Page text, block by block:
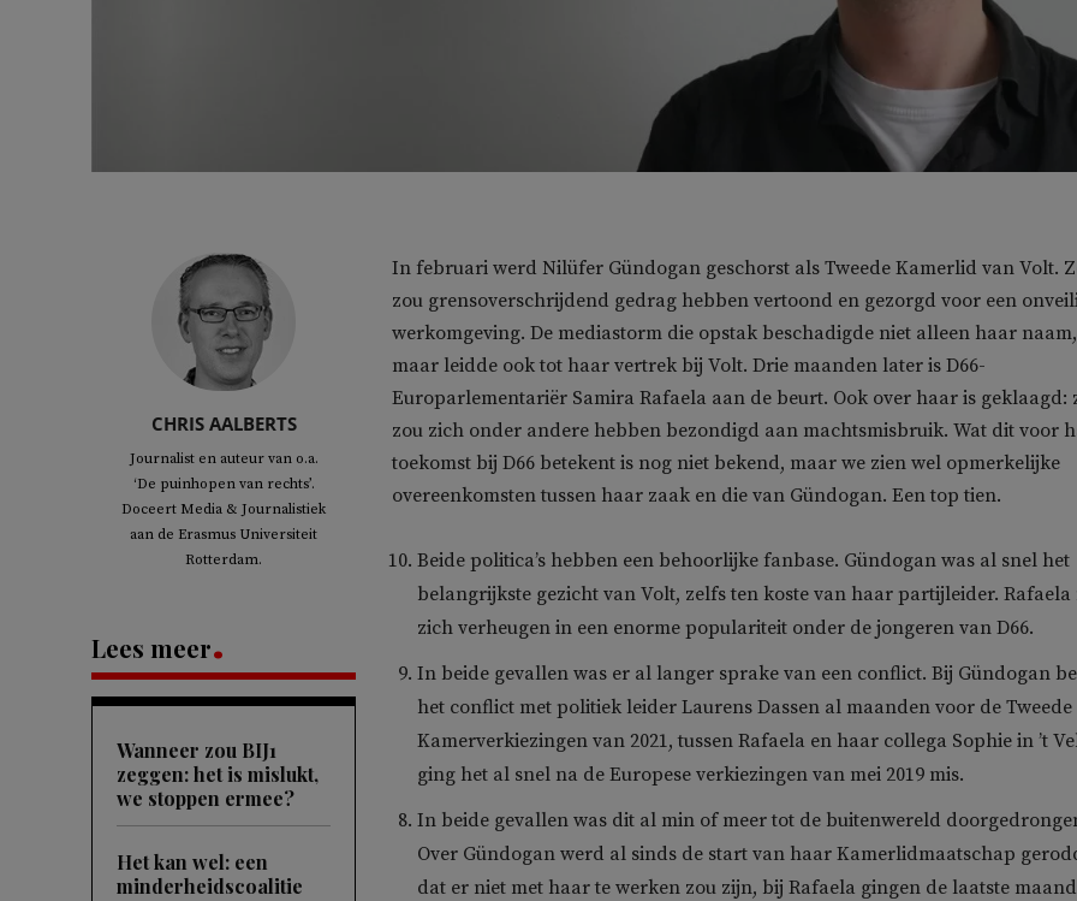
CHRIS AALBERTS
Journalist en auteur van o.a.
‘De puinhopen van rechts’.
Doceert Media & Journalistiek
aan de Erasmus Universiteit
Rotterdam.
Lees meer
Wanneer zou BIJ1
zeggen: het is mislukt,
we stoppen ermee?
Het kan wel: een
minderheidscoalitie
In februari werd Nilüfer Gündogan geschorst als Tweede Kamerlid van Volt.
zou grensoverschrijdend gedrag hebben vertoond en gezorgd voor een
werkomgeving. De mediastorm die opstak beschadigde niet alleen haar naam,
maar leidde ook tot haar vertrek bij Volt. Drie maanden later is D66-
Europarlementariër Samira Rafaela aan de beurt. Ook over haar is geklaagd:
zou zich onder andere hebben bezondigd aan machtsmisbruik. Wat dit voor
toekomst bij D66 betekent is nog niet bekend, maar we zien wel opmerkelijke
overeenkomsten tussen haar zaak en die van Gündogan. Een top tien.
Beide politica’s hebben een behoorlijke fanbase. Gündogan was al snel het
belangrijkste gezicht van Volt, zelfs ten koste van haar partijleider. Rafaela
zich verheugen in een enorme populariteit onder de jongeren van D66.
In beide gevallen was er al langer sprake van een conflict. Bij Gündogan
het conflict met politiek leider Laurens Dassen al maanden voor de Tweede
Kamerverkiezingen van 2021, tussen Rafaela en haar collega Sophie in ’t
ging het al snel na de Europese verkiezingen van mei 2019 mis.
In beide gevallen was dit al min of meer tot de buitenwereld
Over Gündogan werd al sinds de start van haar Kamerlidmaatschap
dat er niet met haar te werken zou zijn, bij Rafaela gingen de laatste